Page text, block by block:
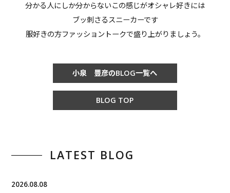
分かる人にしか分からないこの感じがオシャレ好きには
ブッ刺さるスニーカーです
服好きの方ファッショントークで盛り上がりましょう。
小泉 豊彦のBLOG一覧へ
BLOG TOP
LATEST BLOG
2026.08.08